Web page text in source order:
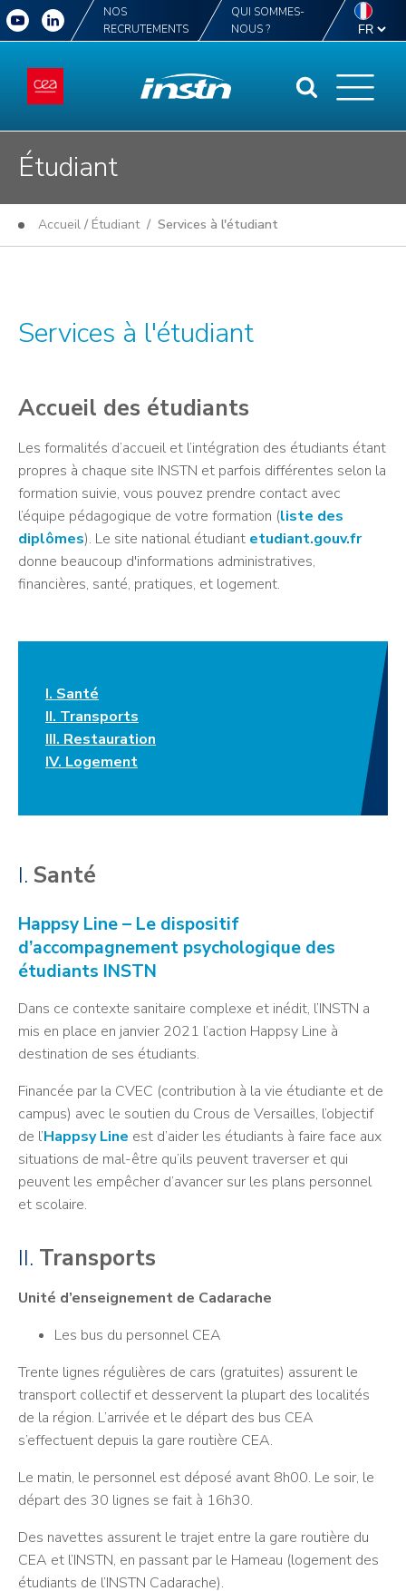
NOS
RECRUTEMENTS
QUI SOMMES-
NOUS ?
Étudiant
Accueil / Étudiant/ Services à l'étudiant
Services à l'étudiant
Accueil des étudiants
Les formalités d’accueil et l’intégration des étudiants étant
propres à chaque site INSTN et parfois différentes selon la
formation suivie, vous pouvez prendre contact avec
l’équipe pédagogique de votre formation (liste des
diplômes). Le site national étudiant etudiant.gouv.fr
donne beaucoup d'informations administratives,
financières, santé, pratiques, et logement.
I. Santé
II. Transports
III. Restauration
IV. Logement
I. Santé
Happsy Line – Le dispositif
d’accompagnement psychologique des
étudiants INSTN
Dans ce contexte sanitaire complexe et inédit, l’INSTN a
mis en place en janvier 2021 l’action Happsy Line à
destination de ses étudiants.
Financée par la CVEC (contribution à la vie étudiante et de
campus) avec le soutien du Crous de Versailles, l’objectif
de l’Happsy Line est d’aider les étudiants à faire face aux
situations de mal-être qu’ils peuvent traverser et qui
peuvent les empêcher d’avancer sur les plans personnel
et scolaire.
II. Transports
Unité d’enseignement de Cadarache
Les bus du personnel CEA
Trente lignes régulières de cars (gratuites) assurent le
transport collectif et desservent la plupart des localités
de la région. L’arrivée et le départ des bus CEA
s’effectuent depuis la gare routière CEA.
Le matin, le personnel est déposé avant 8h00. Le soir, le
départ des 30 lignes se fait à 16h30.
Des navettes assurent le trajet entre la gare routière du
CEA et l’INSTN, en passant par le Hameau (logement des
étudiants de l’INSTN Cadarache).